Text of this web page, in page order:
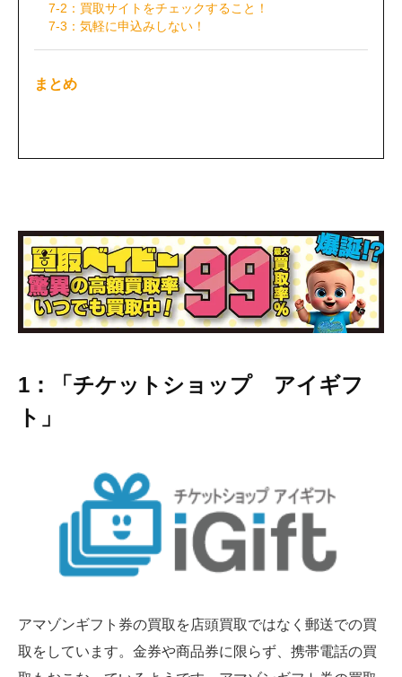
7-2：買取サイトをチェックすること！
7-3：気軽に申込みしない！
まとめ
1：「チケットショップ アイギフ
ト」
アマゾンギフト券の買取を店頭買取ではなく郵送での買
取をしています。金券や商品券に限らず、携帯電話の買